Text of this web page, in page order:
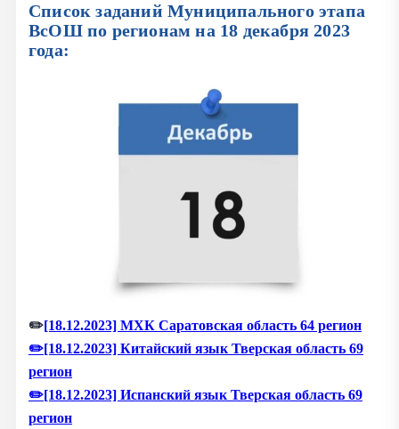
Список заданий Муниципального этапа
ВсОШ по регионам на 18 декабря 2023
года:
✏️[18.12.2023] МХК Саратовская область 64 регион
✏️[18.12.2023] Китайский язык Тверская область 69
регион
✏️[18.12.2023] Испанский язык Тверская область 69
регион